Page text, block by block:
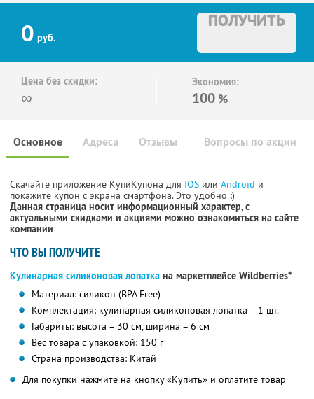
0 руб.
ПОЛУЧИТЬ
Цена без скидки:
∞
Экономия:
100 %
Основное Отзывы Вопросы по акции
Адреса
Скачайте приложение КупиКупона для IOS или Android и
покажите купон с экрана смартфона. Это удобно :)
Данная страница носит информационный характер, с
актуальными скидками и акциями можно ознакомиться на сайте
компании
ЧТО ВЫ ПОЛУЧИТЕ
Кулинарная силиконовая лопатка на маркетплейсе Wildberries*
Материал: силикон (BPA Free)
Комплектация: кулинарная силиконовая лопатка – 1 шт.
Габариты: высота – 30 см, ширина – 6 см
Вес товара с упаковкой: 150 г
Страна производства: Китай
Для покупки нажмите на кнопку «Купить» и оплатите товар